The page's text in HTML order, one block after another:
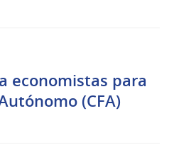
economistas para
(CFA)